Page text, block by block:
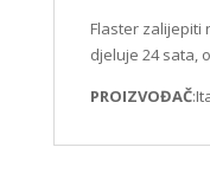
Flaster zalijepiti
djeluje 24 sata,
PROIZVOĐAČ